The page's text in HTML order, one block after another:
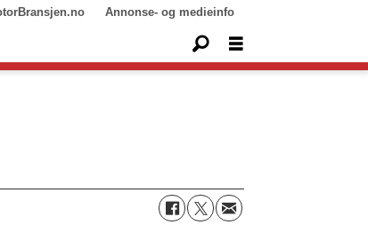
Annonse- og medieinfo